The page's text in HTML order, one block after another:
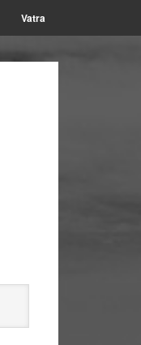
Vatra